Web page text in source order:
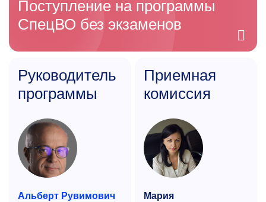
Поступление на программы
СпецВО без экзаменов
Руководитель
программы
Альберт Рувимович
Приемная
комиссия
Мария